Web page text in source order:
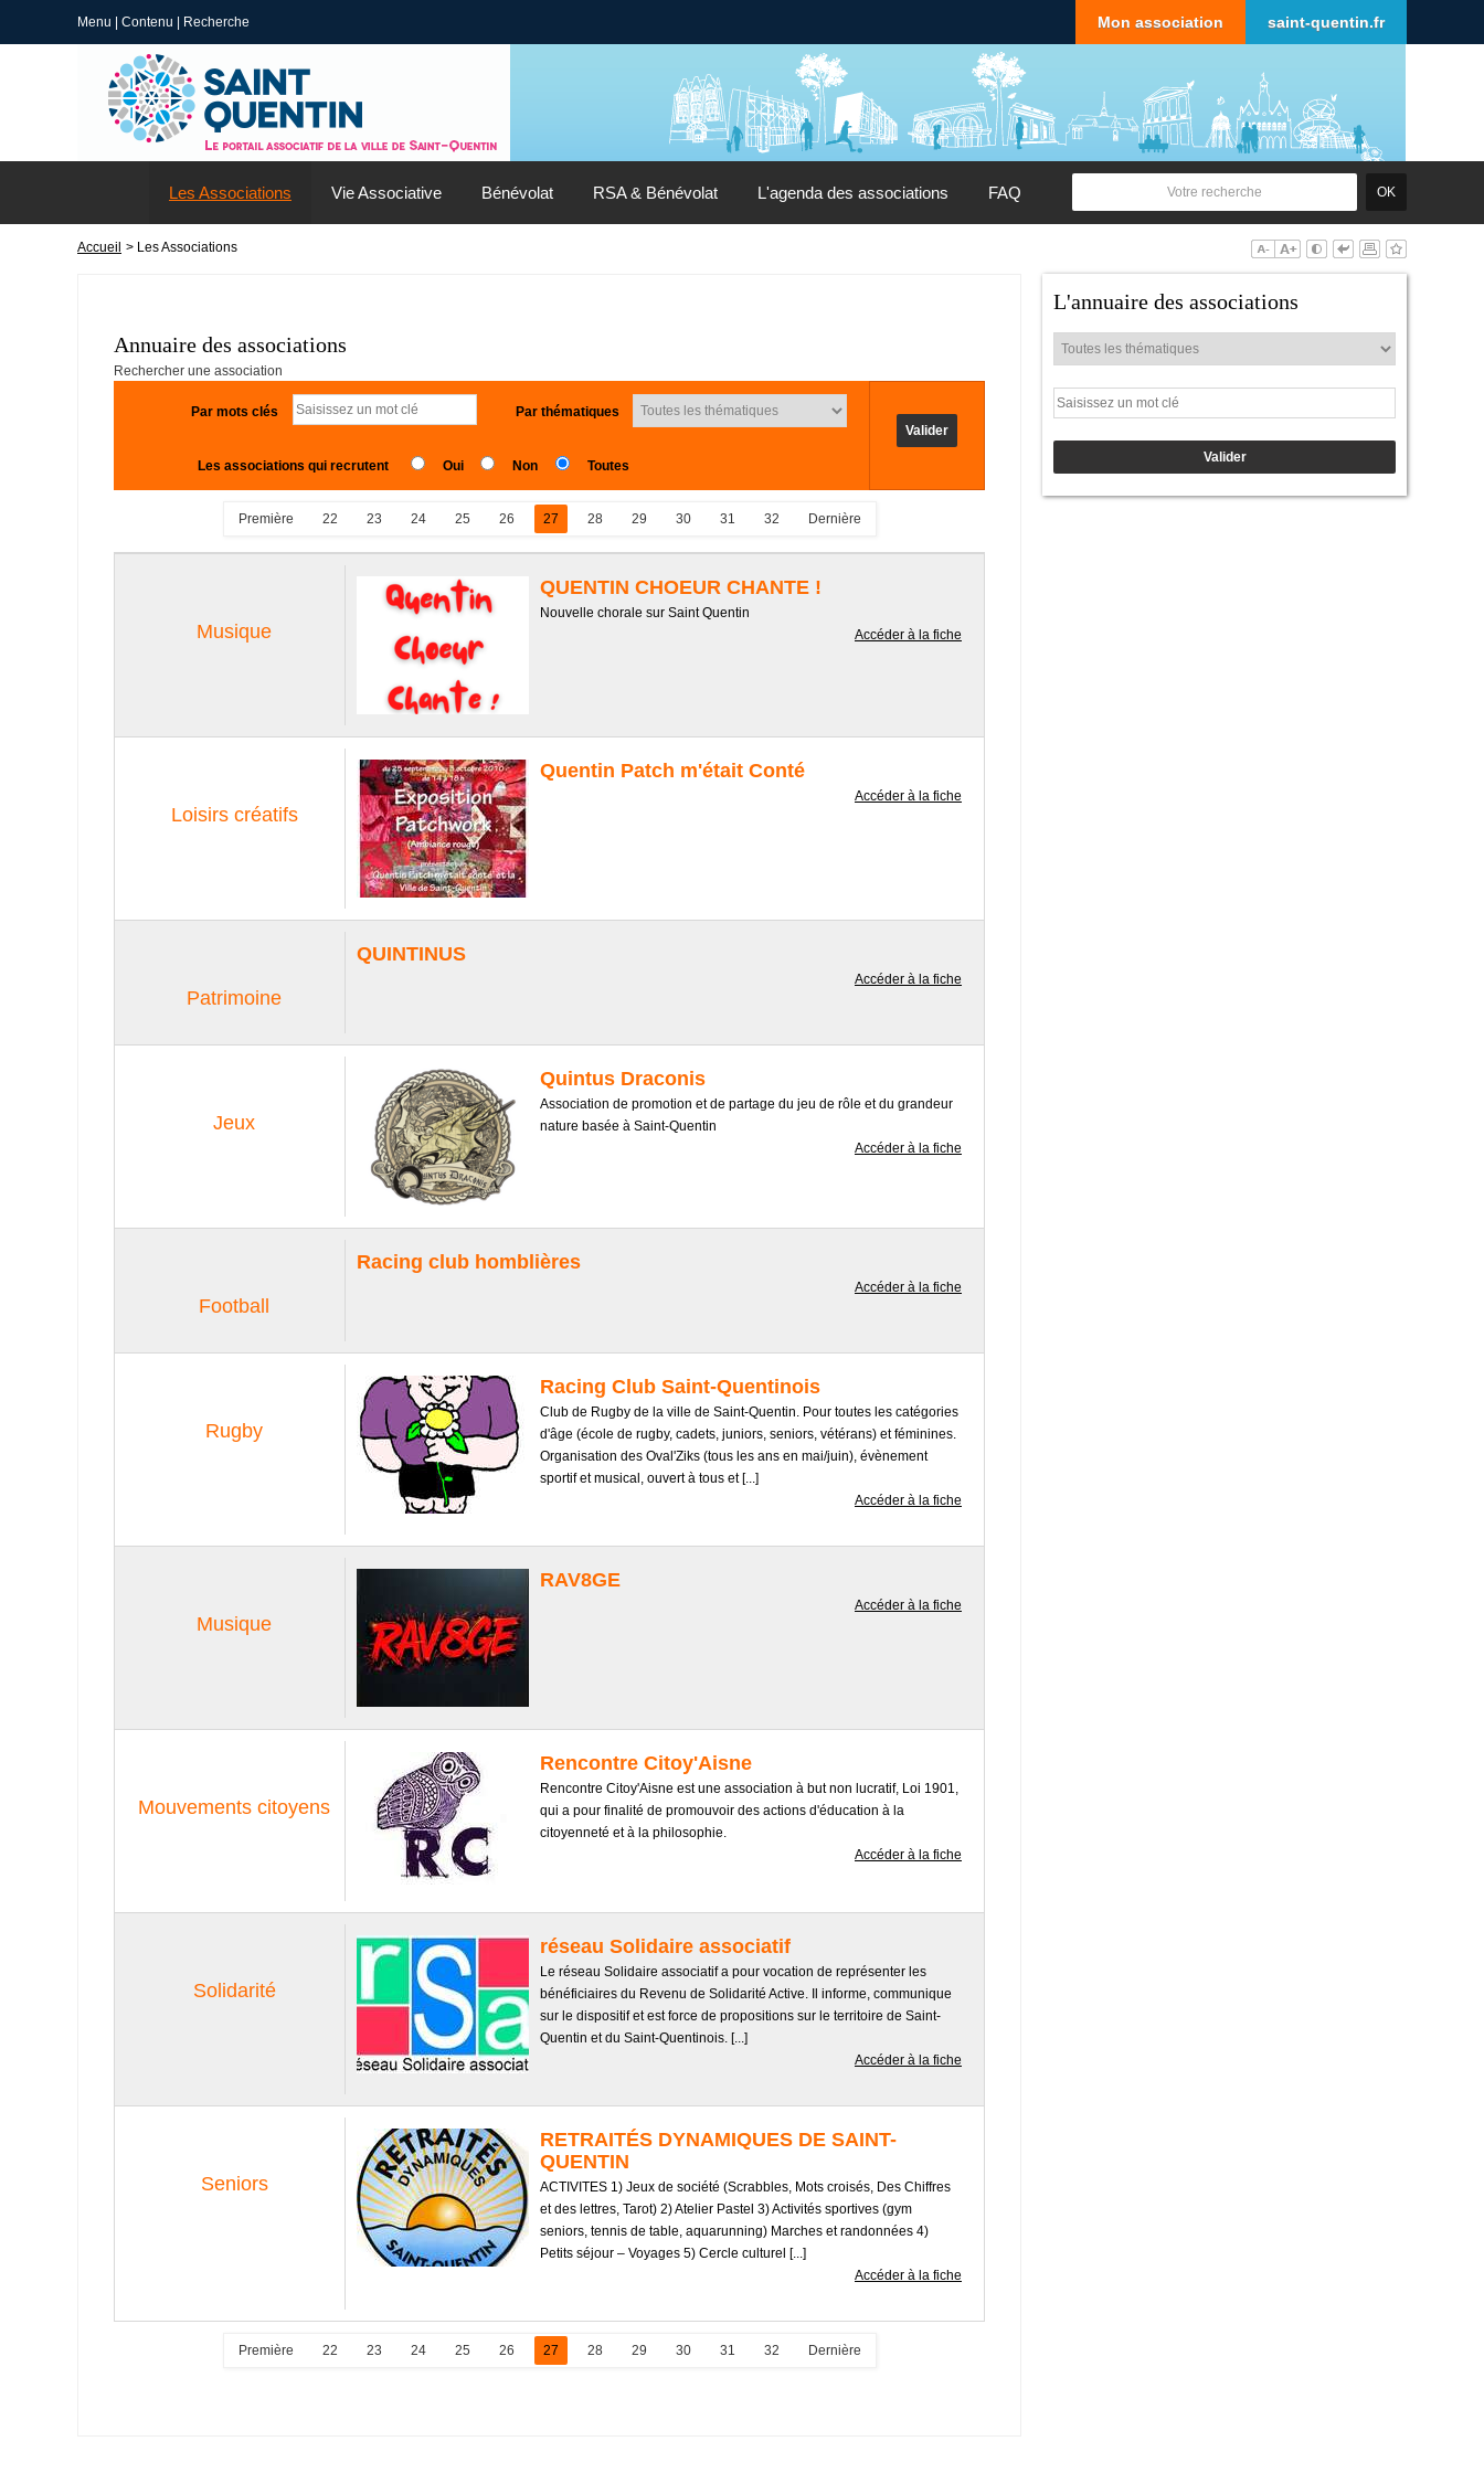
Menu Contenu Recherche saint-quentin.fr
Mon association
Les Associations Vie Associative Bénévolat RSA & Bénévolat L'agenda des associations FAQ
Accueil > Les Associations
Annuaire des associations
Rechercher une association
Par mots clés Par thématiques
Les associations qui recrutent Oui Non Toutes
Première 22 23 24 25 26 27 28 29 30 31 32 Dernière
Musique
QUENTIN CHOEUR CHANTE !
Nouvelle chorale sur Saint Quentin
Accéder à la fiche
Loisirs créatifs
Quentin Patch m'était Conté
Accéder à la fiche
Patrimoine
QUINTINUS
Accéder à la fiche
Jeux
Quintus Draconis
Association de promotion et de partage du jeu de rôle et du grandeur
nature basée à Saint-Quentin
Accéder à la fiche
Football
Racing club homblières
Accéder à la fiche
Rugby
Racing Club Saint-Quentinois
Club de Rugby de la ville de Saint-Quentin. Pour toutes les catégories
d'âge (école de rugby, cadets, juniors, seniors, vétérans) et féminines.
Organisation des Oval'Ziks (tous les ans en mai/juin), évènement
sportif et musical, ouvert à tous et [...]
Accéder à la fiche
Musique
RAV8GE
Accéder à la fiche
Mouvements citoyens
Rencontre Citoy'Aisne
Rencontre Citoy'Aisne est une association à but non lucratif, Loi 1901,
qui a pour finalité de promouvoir des actions d'éducation à la
citoyenneté et à la philosophie.
Accéder à la fiche
Solidarité
réseau Solidaire associatif
Le réseau Solidaire associatif a pour vocation de représenter les
bénéficiaires du Revenu de Solidarité Active. Il informe, communique
sur le dispositif et est force de propositions sur le territoire de Saint-
Quentin et du Saint-Quentinois. [...]
Accéder à la fiche
Seniors
RETRAITÉS DYNAMIQUES DE SAINT-
QUENTIN
ACTIVITES 1) Jeux de société (Scrabbles, Mots croisés, Des Chiffres
et des lettres, Tarot) 2) Atelier Pastel 3) Activités sportives (gym
seniors, tennis de table, aquarunning) Marches et randonnées 4)
Petits séjour – Voyages 5) Cercle culturel [...]
Accéder à la fiche
Première 22 23 24 25 26 27 28 29 30 31 32 Dernière
L'annuaire des associations